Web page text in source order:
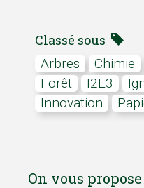
Classé sous
arbres Chimie
forêt
I2E3
innovation
On vous propose